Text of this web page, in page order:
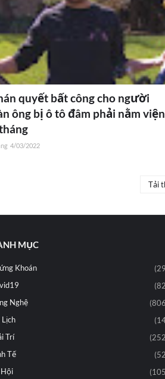
quyết bất công cho người
ông bị ô tô đâm phải nằm viện
4/03/2022
Tải
MỤC
Khoán
Nghệ
Lịch
Trí
Tế